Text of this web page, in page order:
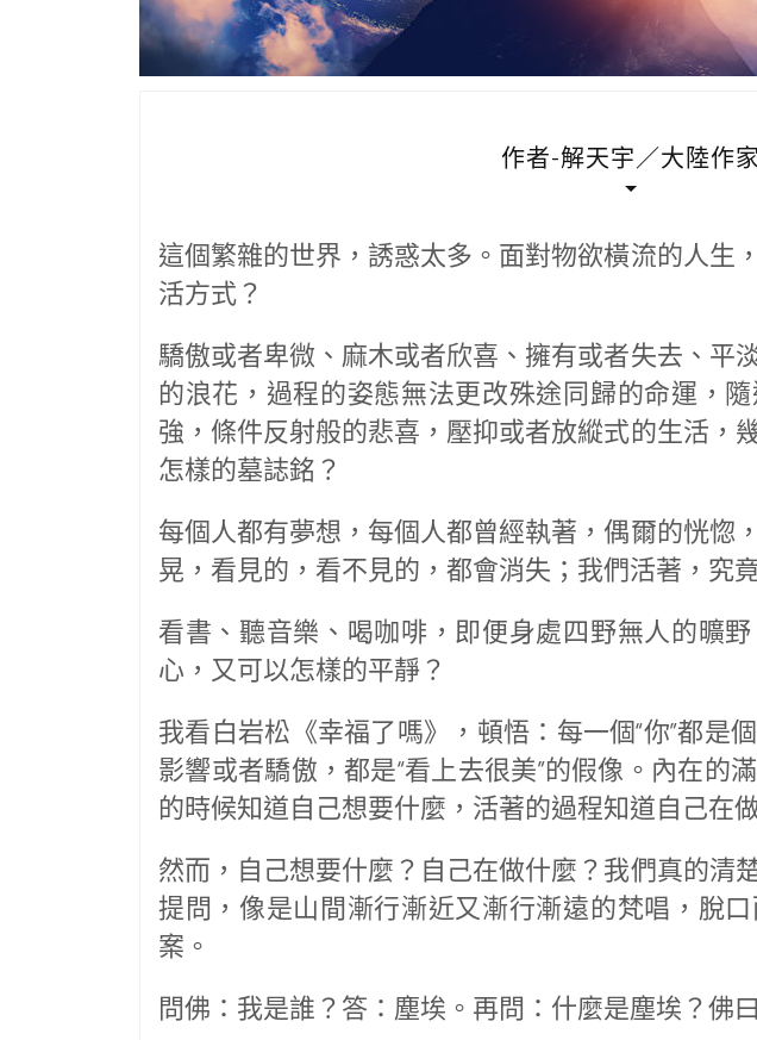
作者-解天宇／大陸作家
這個繁雜的世界，誘惑太多。面對物欲橫流的人生
活方式？
驕傲或者卑微、麻木或者欣喜、擁有或者失去、平
的浪花，過程的姿態無法更改殊途同歸的命運，
強，條件反射般的悲喜，壓抑或者放縱式的生活，
怎樣的墓誌銘？
每個人都有夢想，每個人都曾經執著，偶爾的恍惚
晃，看見的，看不見的，都會消失；我們活著，究
看書、聽音樂、喝咖啡，即便身處四野無人的曠
心，又可以怎樣的平靜？
我看白岩松《幸福了嗎》，頓悟：每一個“你”都是
影響或者驕傲，都是“看上去很美”的假像。內在的
的時候知道自己想要什麼，活著的過程知道自己在
然而，自己想要什麼？自己在做什麼？我們真的清
提問，像是山間漸行漸近又漸行漸遠的梵唱，脫
案。
問佛：我是誰？答：塵埃。再問：什麼是塵埃？佛